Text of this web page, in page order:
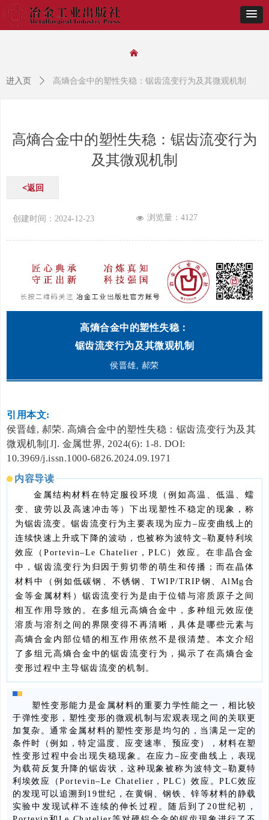
高熵合金中的塑性失稳：锯齿流变行为
及其微观机制
高熵合金中的塑性失稳：
锯齿流变行为及其微观机制
侯晋雄, 郝荣
引用本文:
侯晋雄, 郝荣. 高熵合金中的塑性失稳：锯齿流变行为及其
微观机制[J]. 金属世界, 2024(6): 1-8. DOI:
10.3969/j.issn.1000-6826.2024.09.1971
内容导读
金属结构材料在特定服役环境（例如高温、低温、蠕
变、疲劳以及高速冲击等）下出现塑性不稳定的现象，称
为锯齿流变。锯齿流变行为主要表现为应力–应变曲线上的
连续快速上升或下降的波动，也被称为波特文–勒夏特利埃
效应（Portevin‒Le Chatelier，PLC）效应。在非晶合金
中，锯齿流变行为归因于剪切带的萌生和传播；而在晶体
材料中（例如低碳钢、不锈钢、TWIP/TRIP钢、AlMg合
金等金属材料）锯齿流变行为是由于位错与溶质原子之间
相互作用导致的。在多组元高熵合金中，多种组元效应使
溶质与溶剂之间的界限变得不再清晰，具体是哪些元素与
高熵合金内部位错的相互作用依然不是很清楚。本文介绍
了多组元高熵合金中的锯齿流变行为，揭示了在高熵合金
变形过程中主导锯齿流变的机制。
塑性变形能力是金属材料的重要力学性能之一，相比较
于弹性变形，塑性变形的微观机制与宏观表现之间的关联更
加复杂。通常金属材料的塑性变形是均匀的，当满足一定的
条件时（例如，特定温度、应变速率、预应变），材料在塑
性变形过程中会出现失稳现象。在应力–应变曲线上，表现
为载荷反复升降的锯齿状，这种现象被称为波特文–勒夏特
利埃效应（Portevin‒Le Chatelier，PLC）效应。PLC效应
的发现可以追溯到19世纪，在黄铜、钢铁、锌等材料的静载
实验中发现试样不连续的伸长过程。随后到了20世纪初，
创建时间： 2024-12-23 넶 浏览量： 4127
<返回
进入页 ꄲ 高熵合金中的塑性失稳：锯齿流变行为及其微观机制
낀